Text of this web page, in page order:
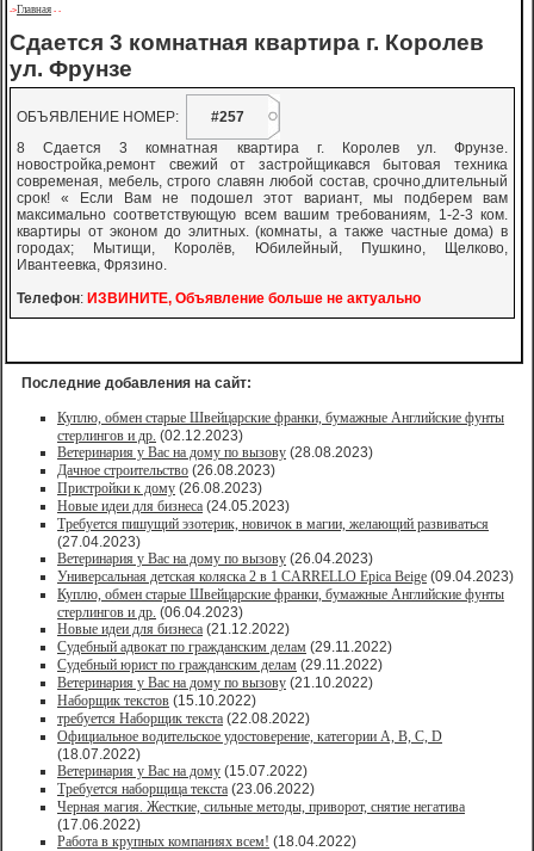
->Главная - -
Сдается 3 комнатная квартира г. Королев
ул. Фрунзе
ОБЪЯВЛЕНИЕ НОМЕР:
#257
8 Сдается 3 комнатная квартира г. Королев ул. Фрунзе.
новостройка,ремонт свежий от застройщикався бытовая техника
современая, мебель, строго славян любой состав, срочно,длительный
срок! « Если Вам не подошел этот вариант, мы подберем вам
максимально соответствующую всем вашим требованиям, 1-2-3 ком.
квартиры от эконом до элитных. (комнаты, а также частные дома) в
городах; Мытищи, Королёв, Юбилейный, Пушкино, Щелково,
Ивантеевка, Фрязино.
Телефон: ИЗВИНИТЕ, Объявление больше не актуально
Последние добавления на сайт:
Куплю, обмен старые Швейцарские франки, бумажные Английские фунты
стерлингов и др. (02.12.2023)
Ветеринария у Вас на дому по вызову (28.08.2023)
Дачное строительство (26.08.2023)
Пристройки к дому (26.08.2023)
Новые идеи для бизнеса (24.05.2023)
Требуется пишущий эзотерик, новичок в магии, желающий развиваться
(27.04.2023)
Ветеринария у Вас на дому по вызову (26.04.2023)
Универсальная детская коляска 2 в 1 CARRELLO Epica Beige (09.04.2023)
Куплю, обмен старые Швейцарские франки, бумажные Английские фунты
стерлингов и др. (06.04.2023)
Новые идеи для бизнеса (21.12.2022)
Судебный адвокат по гражданским делам (29.11.2022)
Судебный юрист по гражданским делам (29.11.2022)
Ветеринария у Вас на дому по вызову (21.10.2022)
Наборщик текстов (15.10.2022)
требуется Наборщик текста (22.08.2022)
Официальное водительское удостоверение, категории A, B, C, D
(18.07.2022)
Ветеринария у Вас на дому (15.07.2022)
Требуется наборщица текста (23.06.2022)
Черная магия. Жесткие, сильные методы, приворот, снятие негатива
(17.06.2022)
Работа в крупных компаниях всем! (18.04.2022)